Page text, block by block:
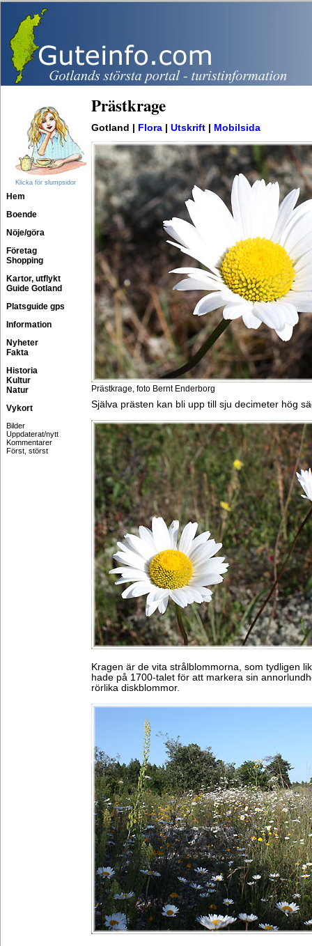
Klicka för slumpsidor
Hem
Boende
Nöje/göra
Företag
Shopping
Kartor, utflykt
Guide Gotland
Platsguide gps
Information
Nyheter
Fakta
Historia
Kultur
Natur
Vykort
Bilder
Uppdaterat/nytt
Kommentarer
Först, störst
Prästkrage
Gotland | Flora Utskrift Mobilsida
Prästkrage, foto Bernt Enderborg
Själva prästen kan bli upp till sju decimeter hög
Kragen är de vita strålblommorna, som tydligen
hade på 1700-talet för att markera sin
rörlika diskblommor.